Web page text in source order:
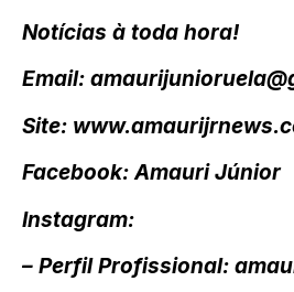
Notícias à toda hora!
Email:
Site:
Facebook: Amauri Júnior
Instagram:
– Perfil Profissional: